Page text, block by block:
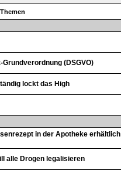
Themen
(DSGVO)
lockt das High
in der Apotheke erhältlich
alle Drogen legalisieren